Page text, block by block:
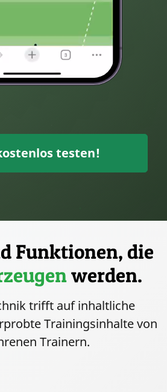
testen!
Funktionen, die
werden.
trifft auf inhaltliche
Trainingsinhalte von
Trainern.